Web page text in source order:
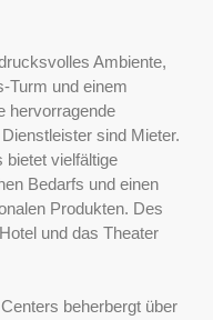
Ambiente,
Turm und einem
hervorragende
sind Mieter.
bietet vielfältige
Bedarfs und einen
Produkten. Des
und das Theater
beherbergt über